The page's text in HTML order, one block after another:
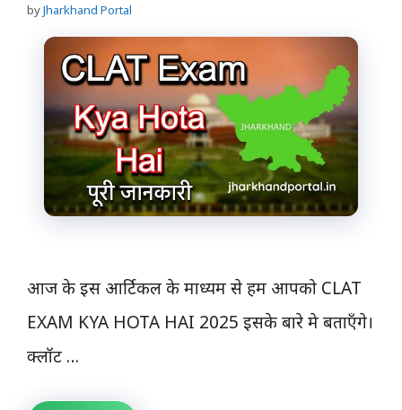
byJharkhand Portal
आज के इस आर्टिकल के माध्यम से हम आपको CLAT
EXAM KYA HOTA HAI 2025 इसके बारे मे बताएँगे।
क्लॉट …